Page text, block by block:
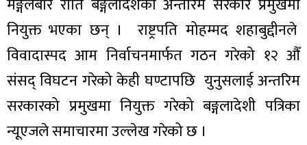
मङ्गलबार राति बङ्गलादेशको अन्तरिम सरकार प्रमुखमा
नियुक्त भएका छन् । राष्ट्रपति मोहम्मद शहाबुद्दीनले
विवादास्पद आम निर्वाचनमार्फत गठन गरेको १२ औँ
संसद् विघटन गरेको केही घण्टापछि युनुसलाई अन्तरिम
सरकारको प्रमुखमा नियुक्त गरेको बङ्गलादेशी पत्रिका
न्यूएजले समाचारमा उल्लेख गरेको छ ।